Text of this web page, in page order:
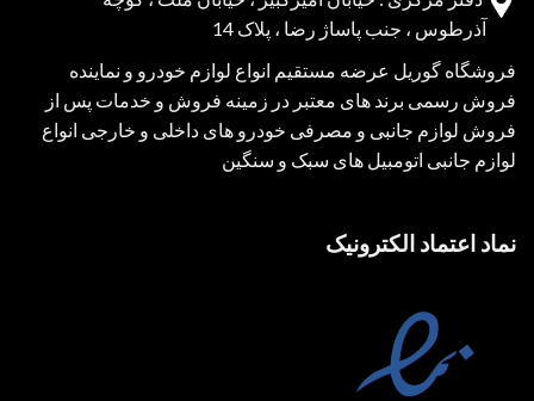
آذرطوس ، جنب پاساژ رضا ، پلاک 14
فروشگاه گوریل عرضه مستقیم انواع لوازم خودرو و نماینده
فروش رسمی برند های معتبر در زمینه فروش و خدمات پس از
فروش لوازم جانبی و مصرفی خودرو های داخلی و خارجی انواع
لوازم جانبی اتومبیل های سبک و سنگین
نماد اعتماد الکترونیک